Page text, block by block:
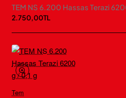
TEM NS 6.200 Hassas Terazi
2.750,00TL
Tem